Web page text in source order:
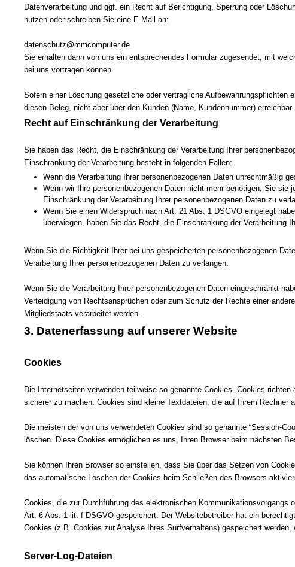
Datenverarbeitung und ggf. ein Recht auf Berichtigung, Sperrung oder
nutzen oder schreiben Sie eine E-Mail an:
datenschutz@mmcomputer.de
Sie erhalten dann von uns ein entsprechendes Formular zugesendet, mit
bei uns vortragen können.
Sofern einer Löschung gesetzliche oder vertragliche
diesen Beleg, nicht aber über den Kunden (Name, Kundennummer) erreichbar.
Recht auf Einschränkung der Verarbeitung
Sie haben das Recht, die Einschränkung der Verarbeitung Ihrer
Einschränkung der Verarbeitung besteht in folgenden Fällen:
Wenn die Verarbeitung Ihrer personenbezogenen Daten unrechtmäßig
Wenn wir Ihre personenbezogenen Daten nicht mehr benötigen, Sie
Einschränkung der Verarbeitung Ihrer personenbezogenen Daten zu
Wenn Sie einen Widerspruch nach Art. 21 Abs. 1 DSGVO eingelegt
überwiegen, haben Sie das Recht, die Einschränkung der Verarbeitung
Wenn Sie die Richtigkeit Ihrer bei uns gespeicherten personenbezogenen
Verarbeitung Ihrer personenbezogenen Daten zu verlangen.
Wenn Sie die Verarbeitung Ihrer personenbezogenen Daten eingeschränkt
Verteidigung von Rechtsansprüchen oder zum Schutz der Rechte einer
Mitgliedstaats verarbeitet werden.
3. Datenerfassung auf unserer Website
Cookies
Die Internetseiten verwenden teilweise so genannte Cookies. Cookies
sicherer zu machen. Cookies sind kleine Textdateien, die auf Ihrem Rechner
Die meisten der von uns verwendeten Cookies sind so genannte “Session-
löschen. Diese Cookies ermöglichen es uns, Ihren Browser beim nächsten
Sie können Ihren Browser so einstellen, dass Sie über das Setzen von
das automatische Löschen der Cookies beim Schließen des Browsers
Cookies, die zur Durchführung des elektronischen
Art. 6 Abs. 1 lit. f DSGVO gespeichert. Der Websitebetreiber hat ein
Cookies (z.B. Cookies zur Analyse Ihres Surfverhaltens) gespeichert
Server-Log-Dateien